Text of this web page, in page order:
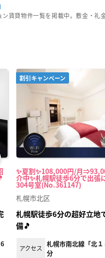
割引キャンペーン
✨夏割✨108,000円/月
介中✨札幌駅徒歩6分で出張
304号室(No.361147)
札幌市北区
札幌駅徒歩6分の超好立地
備🎵
アクセス
札幌市南北線「北
分
賃貸物件一覧を掲載中。敷金・礼